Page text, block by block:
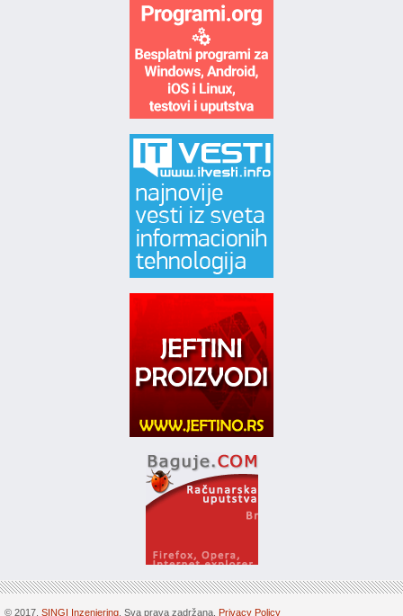
© 2017. SINGI Inzenjering . Sva prava zadržana. Privacy Policy